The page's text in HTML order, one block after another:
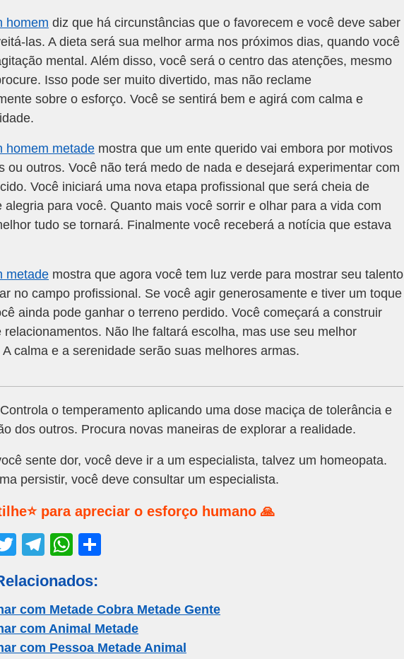
homem diz que há circunstâncias que o favorecem e você deve saber
las. A dieta será sua melhor arma nos próximos dias, quando você
mental. Além disso, você será o centro das atenções, mesmo
Isso pode ser muito divertido, mas não reclame
sobre o esforço. Você se sentirá bem e agirá com calma e
homem metade mostra que um ente querido vai embora por motivos
ou outros. Você não terá medo de nada e desejará experimentar com
Você iniciará uma nova etapa profissional que será cheia de
alegria para você. Quanto mais você sorrir e olhar para a vida com
tudo se tornará. Finalmente você receberá a notícia que estava
metade mostra que agora você tem luz verde para mostrar seu talento
no campo profissional. Se você agir generosamente e tiver um toque
ainda pode ganhar o terreno perdido. Você começará a construir
relacionamentos. Não lhe faltará escolha, mas use seu melhor
calma e a serenidade serão suas melhores armas.
Controla o temperamento aplicando uma dose maciça de tolerância e
dos outros. Procura novas maneiras de explorar a realidade.
sente dor, você deve ir a um especialista, talvez um homeopata.
persistir, você deve consultar um especialista.
para apreciar o esforço humano 🙏
T
tt
er
T
e
gr
a
W
at
s
A
e
com Metade Cobra Metade Gente
com Animal Metade
com Pessoa Metade Animal